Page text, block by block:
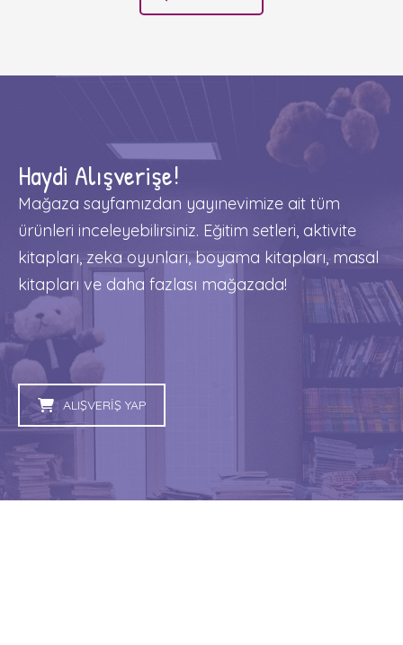
Haydi Alışverişe!
Mağaza sayfamızdan yayınevimize ait tüm
ürünleri inceleyebilirsiniz. Eğitim setleri, aktivite
kitapları, zeka oyunları, boyama kitapları, masal
kitapları ve daha fazlası mağazada!
ALIŞVERİŞ YAP